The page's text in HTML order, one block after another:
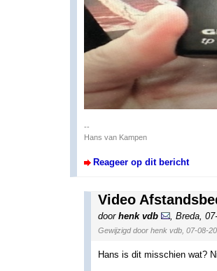
--
Hans van Kampen
Reageer op dit bericht
Video
door henk vdb , Breda,
Gewijzigd door henk vdb, 07-08-
Hans is dit misschien wat?